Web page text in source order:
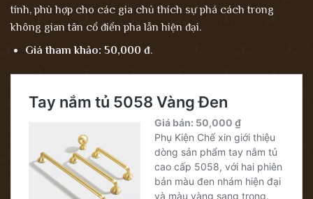
tính, phù hợp cho các gia chủ thích sự phá cách trong
không gian tân cổ điển pha lẫn hiện đại.
Giá tham khảo: 50,000 đ.